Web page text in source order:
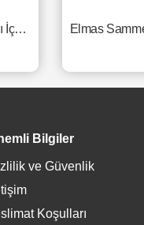
Elmas Sammey Limon Aromalı İçeçek Tozu - 750 Gr.
Bilgiler
ve Güvenlik
Koşulları